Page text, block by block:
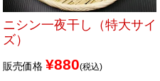
ニシン一夜干し（特大サイ
ズ）
販売価格 ¥880 税込